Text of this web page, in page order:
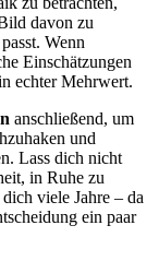
davon zu
Wenn
Einschätzungen
echter Mehrwert.
anschließend, um
und
Lass dich nicht
in Ruhe zu
viele Jahre – da
ein paar